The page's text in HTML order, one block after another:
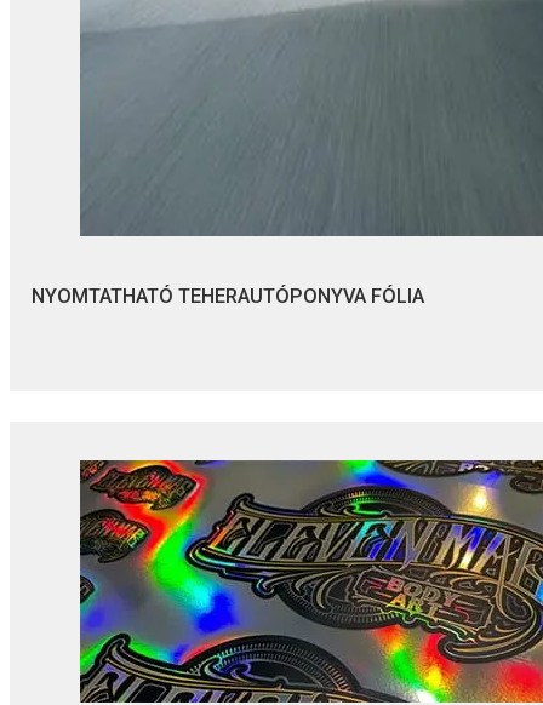
NYOMTATHATÓ TEHERAUTÓPONYVA FÓLIA